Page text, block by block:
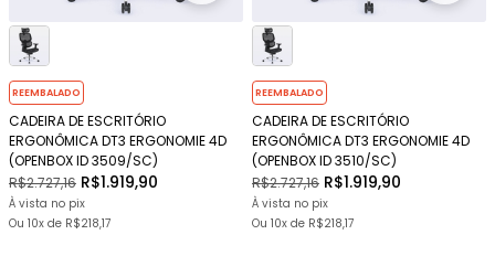
REEMBALADO
CADEIRA DE ESCRITÓRIO
ERGONÔMICA DT3 ERGONOMIE 4D
(OPENBOX ID 3509/SC)
R$2.727,16 R$1.919,90
À vista no pix
Ou 10x de R$218,17
REEMBALADO
CADEIRA DE ESCRITÓRIO
ERGONÔMICA DT3 ERGONOMIE 4D
(OPENBOX ID 3510/SC)
R$2.727,16 R$1.919,90
À vista no pix
Ou 10x de R$218,17